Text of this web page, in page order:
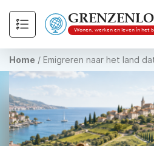
Wonen, werken en leven in het
Home / Emigreren naar het land